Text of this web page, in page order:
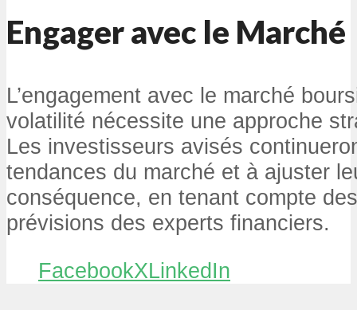
Engager avec le Marché
L’engagement avec le marché
volatilité nécessite une approche
Les investisseurs avisés
tendances du marché et à ajuster
conséquence, en tenant compte
prévisions des experts financiers.
FacebookXLinkedIn